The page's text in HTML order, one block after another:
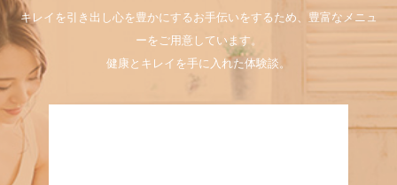
キレイを引き出し心を豊かにするお手伝いをするため、豊富なメニュ
ーをご用意しています。
健康とキレイを手に入れた体験談。